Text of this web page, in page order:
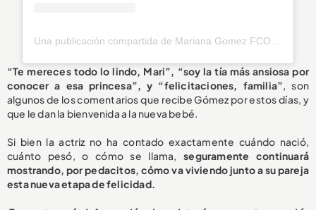
Una publicación compartida de Mariana Gomez FCO PR 🇵🇷🦋 (@marianagomez_pr)
“Te mereces todo lo lindo, Mari”, “soy la tía más ansiosa por
conocer a esa princesa”, y “felicitaciones, familia”, son
algunos de los comentarios que recibe Gómez por estos días, y
que le dan la bienvenida a la nueva bebé.
Si bien la actriz no ha contado exactamente cuándo nació,
cuánto pesó, o cómo se llama,seguramente continuará
mostrando, por pedacitos, cómo va viviendo junto a su pareja
esta nueva etapa de felicidad.